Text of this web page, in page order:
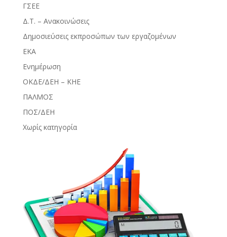
ΓΣΕΕ
Δ.Τ. – Ανακοινώσεις
Δημοσιεύσεις εκπροσώπων των εργαζομένων
ΕΚΑ
Ενημέρωση
ΟΚΔΕ/ΔΕΗ – ΚΗΕ
ΠΑΛΜΟΣ
ΠΟΣ/ΔΕΗ
Χωρίς κατηγορία